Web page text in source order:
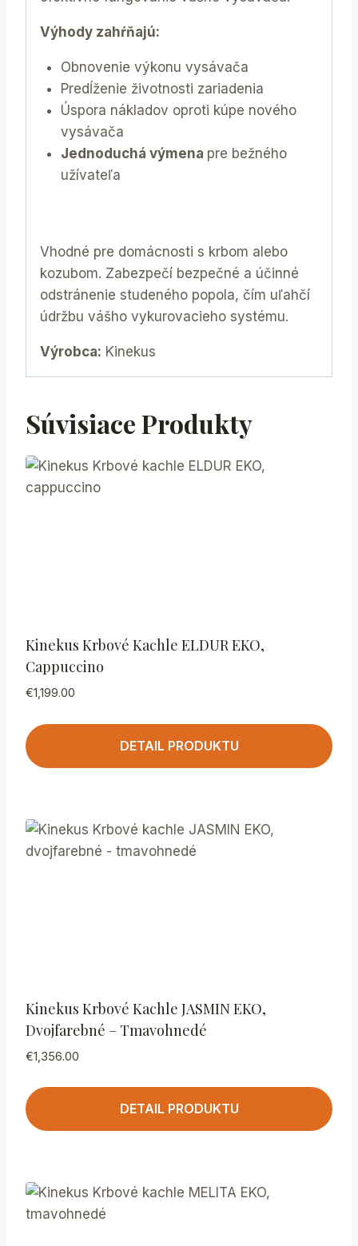
Výhody zahŕňajú:
Obnovenie výkonu vysávača
Predĺženie životnosti zariadenia
Úspora nákladov oproti kúpe nového
vysávača
Jednoduchá výmena pre bežného
užívateľa
Vhodné pre domácnosti s krbom alebo
kozubom. Zabezpečí bezpečné a účinné
odstránenie studeného popola, čím uľahčí
údržbu vášho vykurovacieho systému.
Výrobca: Kinekus
Súvisiace Produkty
Kinekus Krbové Kachle ELDUR EKO,
Cappuccino
€1,199.00
DETAIL PRODUKTU
Kinekus Krbové Kachle JASMIN EKO,
Dvojfarebné – Tmavohnedé
€1,356.00
DETAIL PRODUKTU